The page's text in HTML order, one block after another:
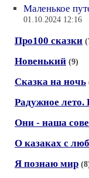
Маленькое
01.10.2024 12:16
Про100 сказки
Новенький (9)
Сказка на ночь
Радужное лето.
Они - наша
О казаках с
Я познаю мир